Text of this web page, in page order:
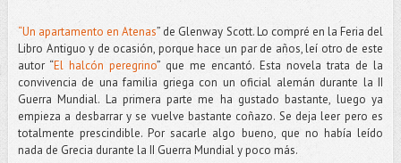
“Un apartamento en Atenas” de Glenway Scott. Lo compré en la Feria del
Libro Antiguo y de ocasión, porque hace un par de años, leí otro de este
autor “El halcón peregrino” que me encantó. Esta novela trata de la
convivencia de una familia griega con un oficial alemán durante la II
Guerra Mundial. La primera parte me ha gustado bastante, luego ya
empieza a desbarrar y se vuelve bastante coñazo. Se deja leer pero es
totalmente prescindible. Por sacarle algo bueno, que no había leído
nada de Grecia durante la II Guerra Mundial y poco más.